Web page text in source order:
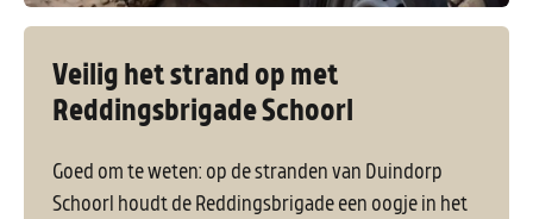
Veilig het strand op met
Reddingsbrigade Schoorl
Goed om te weten: op de stranden van Duindorp
Schoorl houdt de Reddingsbrigade een oogje in het